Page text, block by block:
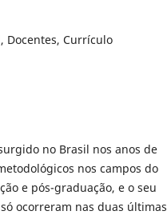
Docentes, Currículo
no Brasil nos anos de
nos campos do
e pós-graduação, e o seu
ocorreram nas duas últimas